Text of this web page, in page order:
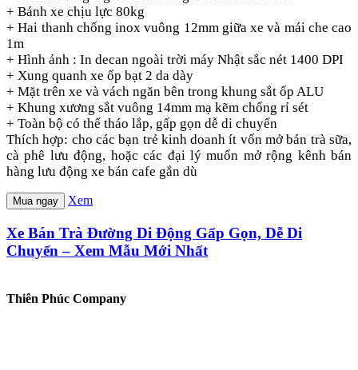
+ Bánh xe chịu lực 80kg
+ Hai thanh chống inox vuông 12mm giữa xe và mái che cao
1m
+ Hình ảnh : In decan ngoài trời máy Nhật sắc nét 1400 DPI
+ Xung quanh xe ốp bạt 2 da dày
+ Mặt trên xe và vách ngăn bên trong khung sắt ốp ALU
+ Khung xương sắt vuông 14mm mạ kẽm chống rỉ sét
+ Toàn bộ có thể tháo lắp, gấp gọn dễ di chuyển
Thích hợp: cho các bạn trẻ kinh doanh ít vốn mở bán trà sữa,
cà phê lưu động, hoặc các đại lý muốn mở rộng kênh bán
hàng lưu động xe bán cafe gắn dù
Mua ngay Xem
Xe Bán Trà Đường Di Động Gấp Gọn, Dễ Di
Chuyển – Xem Mẫu Mới Nhất
Thiên Phúc Company